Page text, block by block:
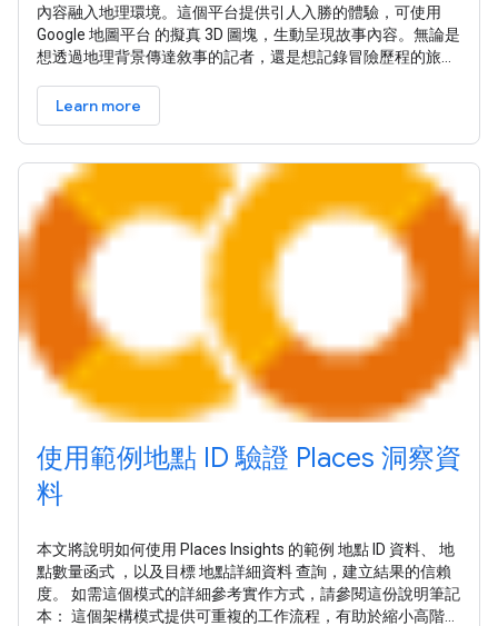
內容融入地理環境。這個平台提供引人入勝的體驗，可使用
Google 地圖平台 的擬真 3D 圖塊，生動呈現故事內容。無論是
想透過地理背景傳達敘事的記者，還是想記錄冒險歷程的旅
故事述說解決方案整合地理資訊，可望提升故事的傳達效果。
這項數位故事述說工具可供創作者運用 Google 地圖平台擬真
3D
Learn more
使用範例地點 ID 驗證 Places 洞察資
料
本文將說明如何使用 Places Insights 的範例 地點 ID 資料、 地
點數量函式 ，以及目標 地點詳細資料 查詢，建立結果的信賴
度。 如需這個模式的詳細參考實作方式，請參閱這份說明筆記
本： 這個架構模式提供可重複的工作流程，有助於縮小高階統